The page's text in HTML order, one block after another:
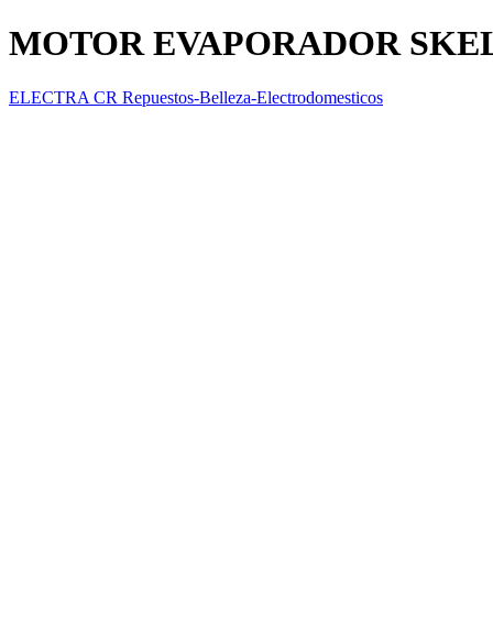
MOTOR EVAPORADOR
ELECTRA CR Repuestos-Belleza-Electrodomesticos